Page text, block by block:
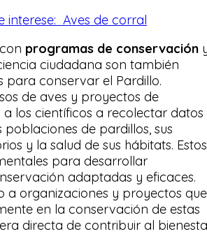
interese: Aves de corral
programas de conservación
ciudadana son también
para conservar el Pardillo.
de aves y proyectos de
los científicos a recolectar datos
poblaciones de pardillos, sus
y la salud de sus hábitats. Estos
para desarrollar
adaptadas y eficaces.
a organizaciones y proyectos que
en la conservación de estas
directa de contribuir al